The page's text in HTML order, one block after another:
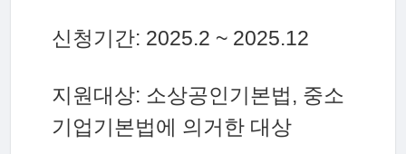
신청기간: 2025.2 ~ 2025.12
지원대상: 소상공인기본법, 중소
기업기본법에 의거한 대상